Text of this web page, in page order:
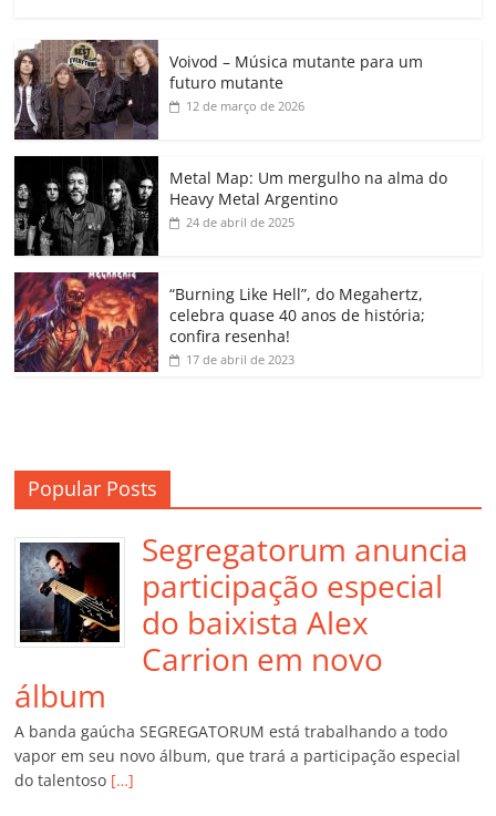
c
e
b
o
o
k
itt
er
ai at
s
A
p
k
e
dI
gl
e
a
ss
o
m
y
k
p
h
Voivod – Música mutante para um
futuro mutante
12 de março de 2026
Metal Map: Um mergulho na alma do
Heavy Metal Argentino
24 de abril de 2025
“Burning Like Hell”, do Megahertz,
celebra quase 40 anos de história;
confira resenha!
17 de abril de 2023
Popular Posts
Segregatorum anuncia
participação especial
do baixista Alex
Carrion em novo
álbum
A banda gaúcha SEGREGATORUM está trabalhando a todo
vapor em seu novo álbum, que trará a participação especial
do talentoso […]